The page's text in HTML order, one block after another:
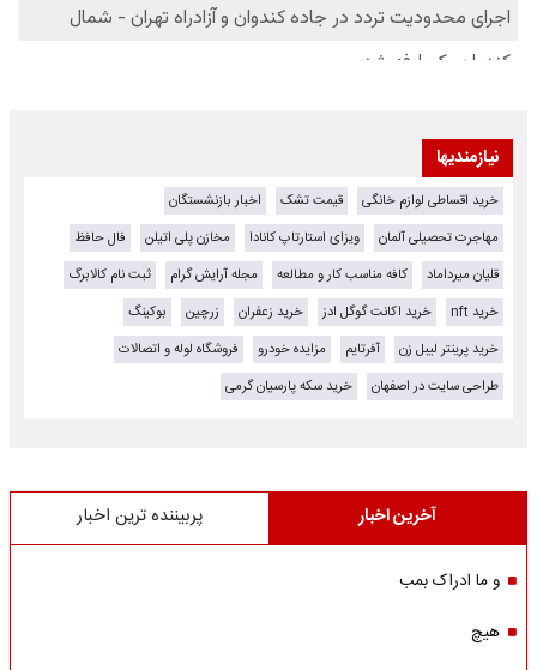
نیازمندیها
خرید اقساطی لوازم خانگی قیمت تشک
اخبار بازنشستگان
مهاجرت تحصیلی آلمان
ویزای استارتاپ کانادا مخازن پلی اتیلن
فال حافظ
قلیان میرداماد
کافه مناسب کار و مطالعه مجله آرایش گرام
ثبت نام کالابرگ
خرید nft
خرید اکانت گوگل ادز خرید زعفران زرچین
بوکینگ
خرید پرینتر لیبل زن
آفرتایم مزایده خودرو
فروشگاه لوله و اتصالات
طراحی سایت در اصفهان
خرید سکه پارسیان گرمی
آخرین اخبار پربیننده ترین اخبار
و ما ادراک بمب
هیچ